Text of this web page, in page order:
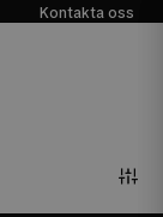
Kontakta oss